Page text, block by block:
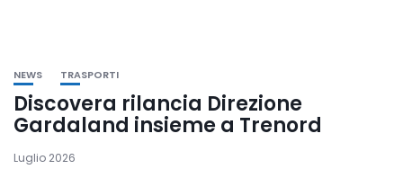
NEWS TRASPORTI
Discovera rilancia Direzione
Gardaland insieme a Trenord
Luglio 2026